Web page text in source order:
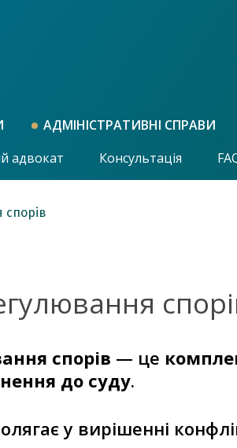
АДМІНІСТРАТИВНІ СПРАВИ
адвокат Консультація
спорів — це
до суду.
у вирішенні